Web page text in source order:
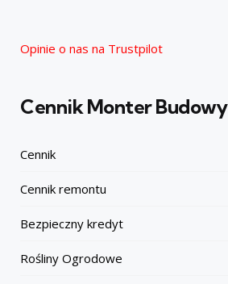
Opinie o nas na Trustpilot
Cennik Monter Budowy
Cennik
Cennik remontu
Bezpieczny kredyt
Rośliny Ogrodowe